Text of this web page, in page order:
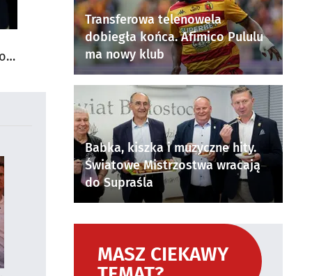
Transferowa telenowela
dobiegła końca. Afimico Pululu
ma nowy klub
Babka, kiszka i muzyczne hity.
Światowe Mistrzostwa wracają
do Supraśla
MASZ CIEKAWY